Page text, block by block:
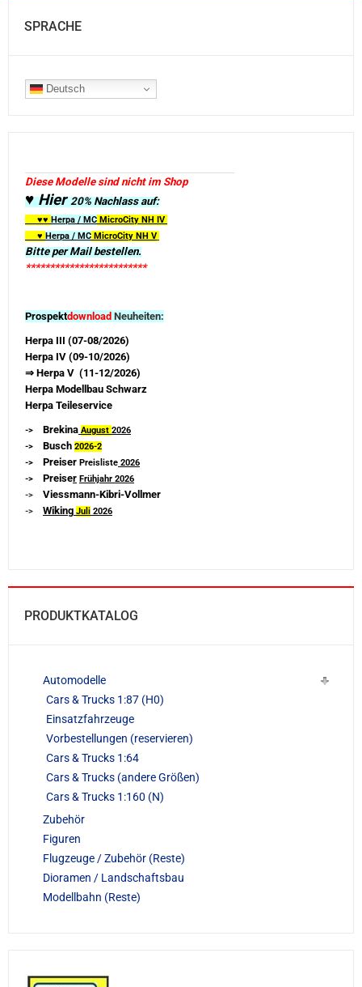
SPRACHE
Deutsch
Diese Modelle sind nicht im Shop
♥ Hier20% Nachlass auf:
♥♥ Herpa / MC MicroCity NH IV
♥ Herpa / MC MicroCity NH V
Bitte per Mail bestellen.
*************************
Prospektdownload Neuheiten:
Herpa III (07-08/2026)
Herpa IV (09-10/2026)
⇒ Herpa V (11-12/2026)
Herpa Modellbau Schwarz
Herpa Teileservice
-> Brekina August 2026
-> Busch 2026-2
-> Preiser Preisliste 2026
-> Preiser Frühjahr 2026
-> Viessmann-Kibri-Vollmer
-> Wiking Juli 2026
PRODUKTKATALOG
Automodelle
Cars & Trucks 1:87 (H0)
Einsatzfahrzeuge
Vorbestellungen (reservieren)
Cars & Trucks 1:64
Cars & Trucks (andere Größen)
Cars & Trucks 1:160 (N)
Zubehör
Figuren
Flugzeuge / Zubehör (Reste)
Dioramen / Landschaftsbau
Modellbahn (Reste)